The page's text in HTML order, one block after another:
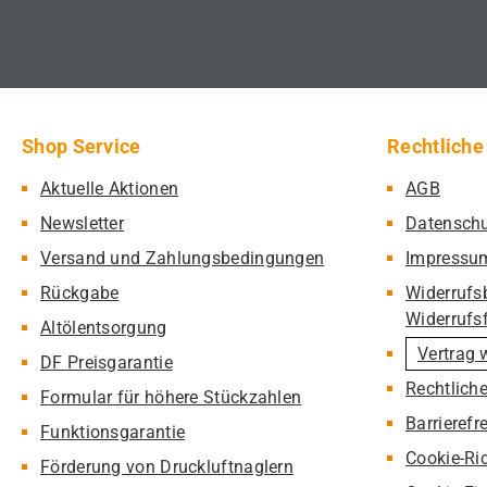
Shop Service
Aktuelle Aktionen
Newsletter
Versand und Zahlungsbedingungen
Rückgabe
Altölentsorgung
DF Preisgarantie
Formular für höhere Stückzahlen
Funktionsgarantie
Förderung von Druckluftnaglern
AGB
Vertrag
Cookie-